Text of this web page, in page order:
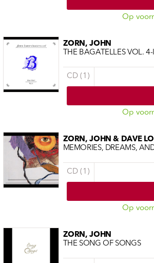
Op
ZORN, JOHN
THE BAGATELLES VOL.
CD (1)
Op
ZORN, JOHN & DAVE
MEMORIES, DREAMS,
CD (1)
Op
ZORN, JOHN
THE SONG OF SONGS